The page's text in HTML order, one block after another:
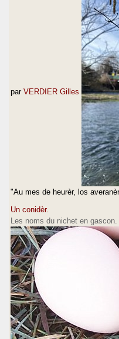
par VERDIER Gilles
"Au mes de heurèr, los
Un conidèr.
Les noms du nichet en gascon.